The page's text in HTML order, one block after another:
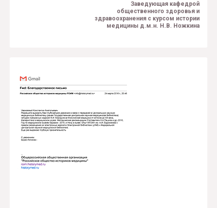
Заведующая кафедрой
общественного здоровья и
здравоохранения с курсом истории
медицины д.м.н. Н.В. Ножкина